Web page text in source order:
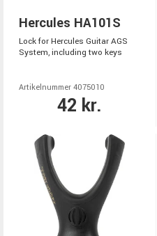
Hercules HA101S
Lock for Hercules Guitar AGS
System, including two keys
Artikelnummer 4075010
42 kr.